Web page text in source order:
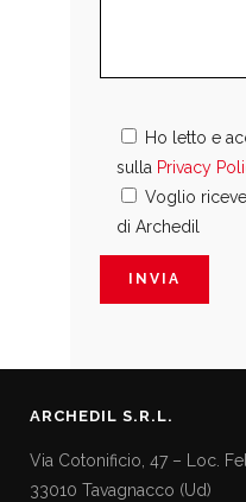
Ho letto e
sulla Privacy
Voglio
di Archedil
ARCHEDIL S.R.L.
Via Cotonificio, 47 – Loc.
33010 Tavagnacco (Ud)